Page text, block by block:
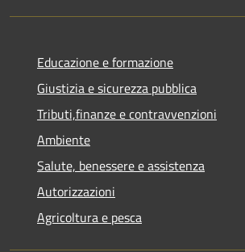
Educazione e formazione
Giustizia e sicurezza pubblica
Tributi,finanze e contravvenzioni
Ambiente
Salute, benessere e assistenza
Autorizzazioni
Agricoltura e pesca